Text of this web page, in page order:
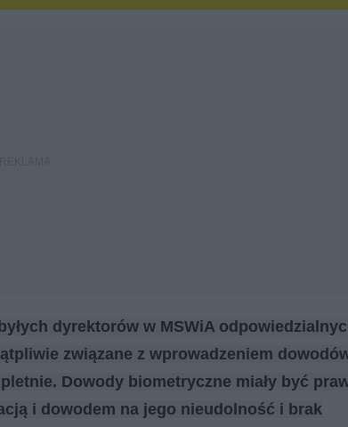
dyrektorów w MSWiA
związane z wprowadzeniem
Dowody biometryczne miały być
i dowodem na jego nieudolność i brak